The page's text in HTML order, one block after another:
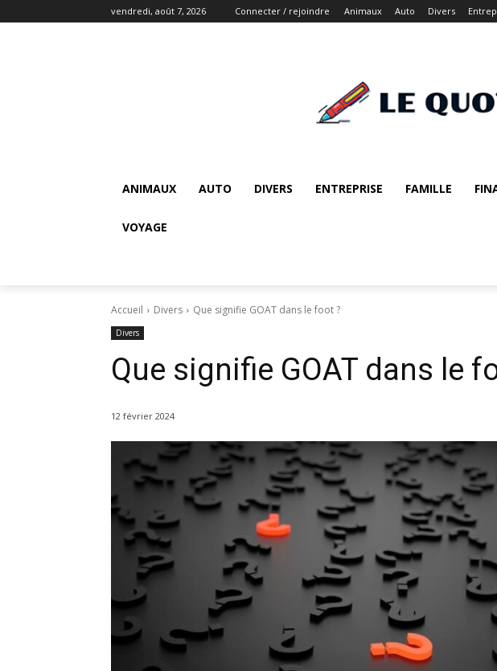
vendredi, août 7, 2026 Connecter / rejoindre Animaux Auto Divers
ANIMAUX AUTO DIVERS ENTREPRISE FAMILLE
VOYAGE
Accueil Divers Que signifie GOAT dans le foot ?
Divers
Que signifie GOAT dans le
12 février 2024